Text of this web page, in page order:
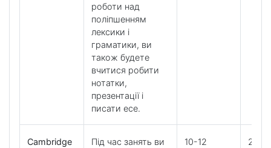
роботи над
поліпшенням
лексики і
граматики, ви
також будете
вчитися робити
нотатки,
презентації і
писати есе.
Cambridge
Під час занять ви
10-12
20